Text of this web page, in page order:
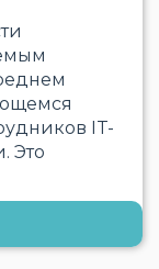
IT-
Это